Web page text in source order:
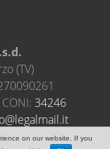
(TV)
34246
ti.li
amlag